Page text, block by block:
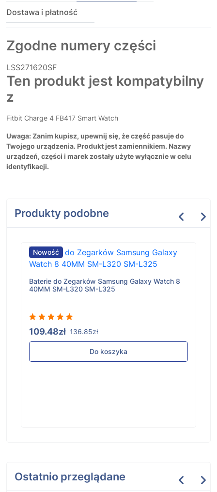
Dostawa i płatność
Zgodne numery części
LSS271620SF
Ten produkt jest kompatybilny
z
Fitbit Charge 4 FB417 Smart Watch
Uwaga: Zanim kupisz, upewnij się, że część pasuje do
Twojego urządzenia. Produkt jest zamiennikiem. Nazwy
urządzeń, części i marek zostały użyte wyłącznie w celu
identyfikacji.
Produkty podobne
Nowość
Baterie do Zegarków Samsung Galaxy Watch 8
40MM SM-L320 SM-L325
109.48zł 136.85zł
Do koszyka
Ostatnio przeglądane